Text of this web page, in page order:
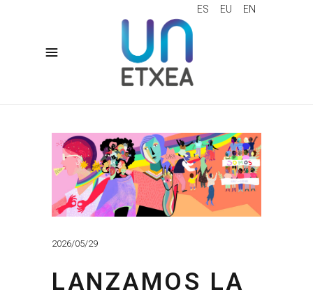
ES EU EN
2026/05/29
LANZAMOS LA